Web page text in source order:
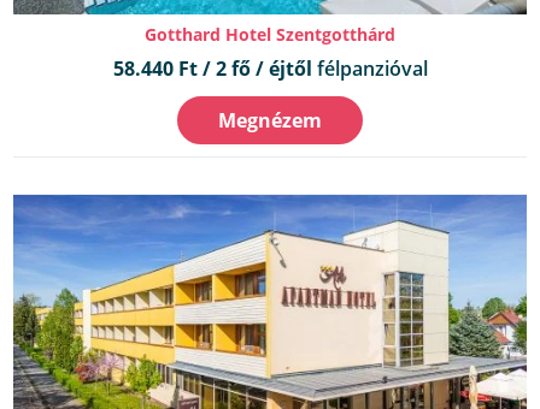
Gotthard Hotel Szentgotthárd
58.440 Ft / 2 fő / éjtől félpanzióval
Megnézem